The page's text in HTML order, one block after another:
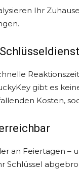
Ihr
gibt es
Kosten,
an Feiertagen –
Schlüssel